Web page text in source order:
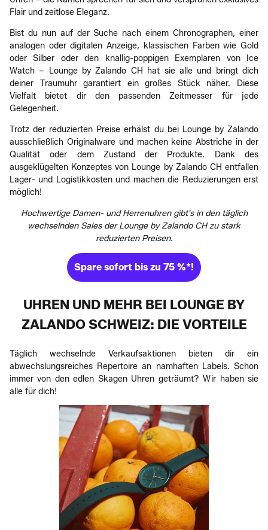
Flair und zeitlose Eleganz.
Bist du nun auf der Suche nach einem Chronographen, einer
analogen oder digitalen Anzeige, klassischen Farben wie Gold
oder Silber oder den knallig-poppigen Exemplaren von Ice
Watch – Lounge by Zalando CH hat sie alle und bringt dich
deiner Traumuhr garantiert ein großes Stück näher. Diese
Vielfalt bietet dir den passenden Zeitmesser für jede
Gelegenheit.
Trotz der reduzierten Preise erhälst du bei Lounge by Zalando
ausschließlich Originalware und machen keine Abstriche in der
Qualität oder dem Zustand der Produkte. Dank des
ausgeklügelten Konzeptes von Lounge by Zalando CH entfallen
Lager- und Logistikkosten und machen die Reduzierungen erst
möglich!
Hochwertige Damen- und Herrenuhren gibt's in den täglich
wechselnden Sales der Lounge by Zalando CH zu stark
reduzierten Preisen.
Spare sofort bis zu 75 %*!
UHREN UND MEHR BEI LOUNGE BY
ZALANDO SCHWEIZ: DIE VORTEILE
Täglich wechselnde Verkaufsaktionen bieten dir ein
abwechslungsreiches Repertoire an namhaften Labels. Schon
immer von den edlen Skagen Uhren geträumt? Wir haben sie
alle für dich!